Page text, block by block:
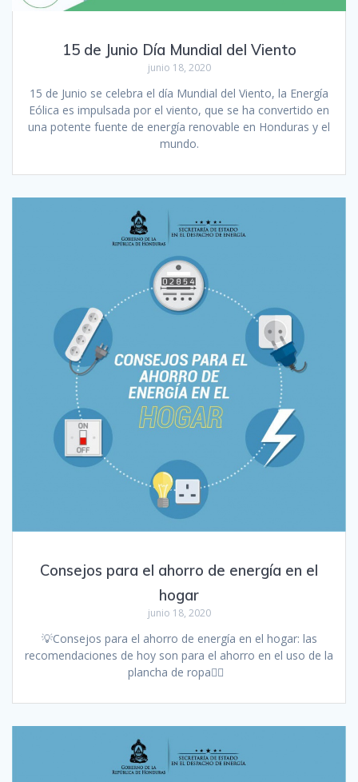
15 de Junio Día Mundial del Viento
junio 18, 2020
15 de Junio se celebra el día Mundial del Viento, la Energía
Eólica es impulsada por el viento, que se ha convertido en
una potente fuente de energía renovable en Honduras y el
mundo.‬
Consejos para el ahorro de energía en el
hogar
junio 18, 2020
💡Consejos para el ahorro de energía en el hogar: las
recomendaciones de hoy son para el ahorro en el uso de la
plancha de ropa👇🏻